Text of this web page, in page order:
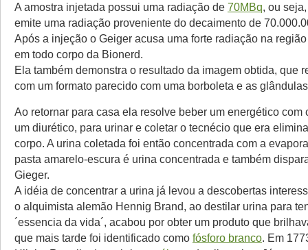
A amostra injetada possui uma radiação de 70MBq, ou
emite uma radiação proveniente do decaimento de
Após a injeção o Geiger acusa uma forte radiação na
em todo corpo da Bionerd.
Ela também demonstra o resultado da imagem obtida, que
com um formato parecido com uma borboleta e as
Ao retornar para casa ela resolve beber um energético com
um diurético, para urinar e coletar o tecnécio que era
corpo. A urina coletada foi então concentrada com a
pasta amarelo-escura é urina concentrada e também
Gieger.
A idéia de concentrar a urina já levou a descobertas
o alquimista alemão Hennig Brand, ao destilar urina para
´essencia da vida´, acabou por obter um produto que
que mais tarde foi identificado como fósforo branco. Em